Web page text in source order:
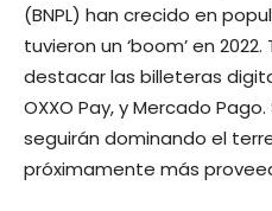
(BNPL) han crecido en
tuvieron un ‘boom’ en
destacar las billeteras
OXXO Pay, y Mercado
seguirán dominando el
próximamente más